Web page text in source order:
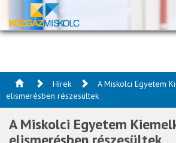
Hírek
A Miskolci Egyetem
elismerésben részesültek
A Miskolci Egyetem